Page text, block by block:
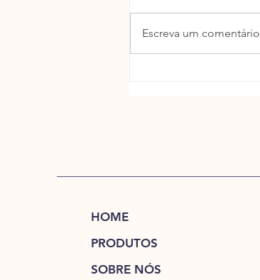
Escreva um comentário
HOME
PRODUTOS
SOBRE NÓS